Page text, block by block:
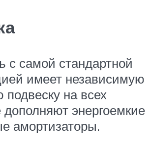
с самой стандартной
имеет независимую
подвеску на всех
дополняют энергоемкие
амортизаторы.